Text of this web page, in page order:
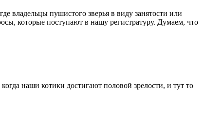
владельцы пушистого зверья в виду занятости или
которые поступают в нашу регистратуру. Думаем, что
наши котики достигают половой зрелости, и тут то